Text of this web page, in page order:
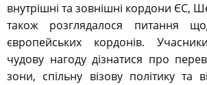
внутрішні та зовнішні кордони ЄС,
також розглядалося питання
європейських кордонів.
чудову нагоду дізнатися про
зони, спільну візову політику та